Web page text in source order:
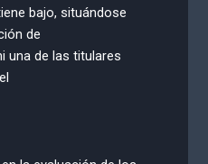
bajo, situándose
de
una de las titulares